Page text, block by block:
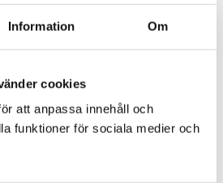
Information Om
cookies
att anpassa innehåll och
funktioner för sociala medier och
intresserad av?
Läs mer.